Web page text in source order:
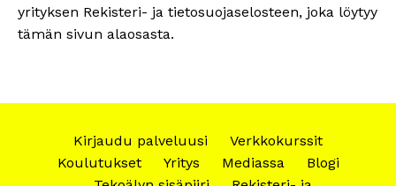
yrityksen Rekisteri- ja tietosuojaselosteen, joka löytyy
tämän sivun alaosasta.
Kirjaudu palveluusi
Verkkokurssit
Koulutukset
Yritys Mediassa
Blogi